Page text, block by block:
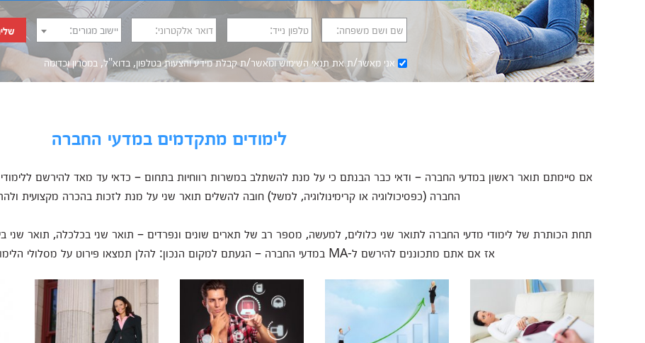
שם ושם משפחה: טלפון נייד: דואר אלקטרוני: יישוב מגורים:
אני מאשר/ת אתתנאי השימושומאשר/ת קבלת מידע והצעות בטלפון, בדוא"ל, במסרון וכדומה‎‎
לימודים מתקדמים במדעי החברה
אם סיימתם תואר ראשון במדעי החברה – ודאי כבר הבנתם כי על מנת להשתלב במשרות רווחיות בתחום – כדאי עד מאד להירשם
החברה (כפסיכולוגיה או קרימינולוגיה, למשל) חובה להשלים תואר שני על מנת לזכות בהכרה מקצועית
תחת הכותרת של לימודי מדעי החברה לתואר שני כלולים, למעשה, מספר רב של תארים שונים ונפרדים – תואר שני בכלכלה, תואר שני
אז אם אתם מתכוננים להירשם ל-MA במדעי החברה – הגעתם למקום הנכון: להלן תמצאו פירוט על מסלולי הלימוד השונים לתואר שני במדעי החברה.